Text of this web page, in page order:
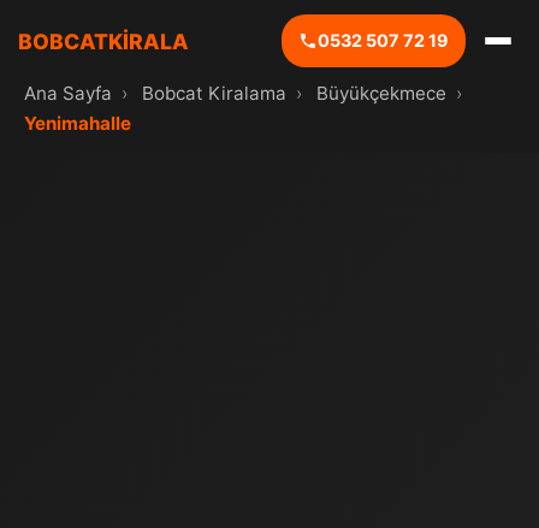
BOBCATKİRALA 0532 507 72 19
Ana Sayfa › Bobcat Kiralama › Büyükçekmece ›
Yenimahalle